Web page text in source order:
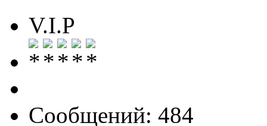
V.I.P
Сообщений: 484